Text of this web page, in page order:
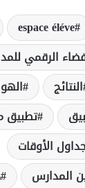
espace éléve
الرقمي
النتائج
الأوقات
المدارس